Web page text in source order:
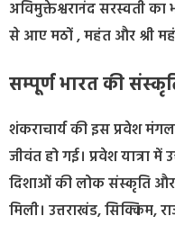
अविमुक्तेश्वरानंद सरस्वती
से आए मठों , महंत और श्री
सम्पूर्ण भारत की
शंकराचार्य की इस प्रवेश
जीवंत हो गई। प्रवेश यात्रा में
दिशाओं की लोक संस्कृति
मिली। उत्तराखंड, सिक्किम,